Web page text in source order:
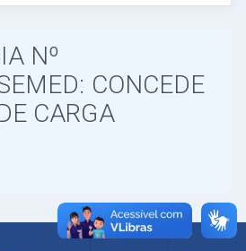
Nº
CONCEDE
CARGA